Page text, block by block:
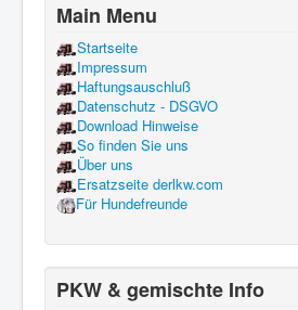
Main Menu
Startseite
Impressum
Haftungsauschluß
Datenschutz - DSGVO
Download Hinweise
So finden Sie uns
Über uns
Ersatzseite derlkw.com
Für Hundefreunde
PKW & gemischte Info